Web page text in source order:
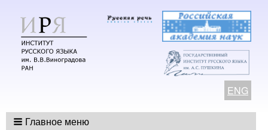
ENG
Главное меню